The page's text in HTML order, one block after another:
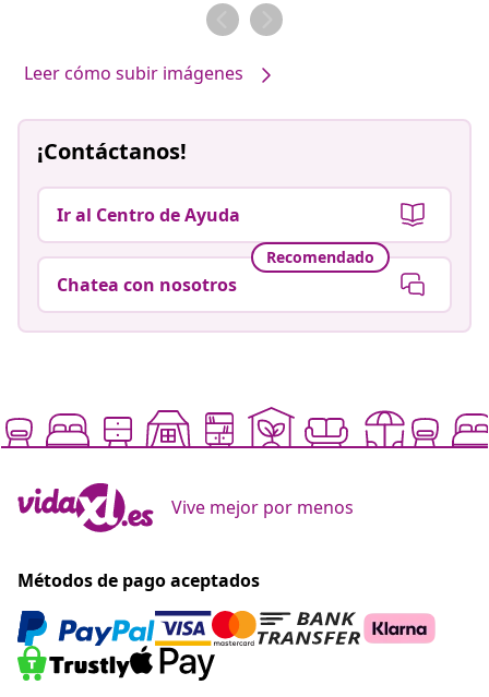
por
Leer cómo subir imágenes
¡Contáctanos!
Ir al Centro de Ayuda
Recomendado
Chatea con nosotros
Vive mejor por menos
Métodos de pago aceptados